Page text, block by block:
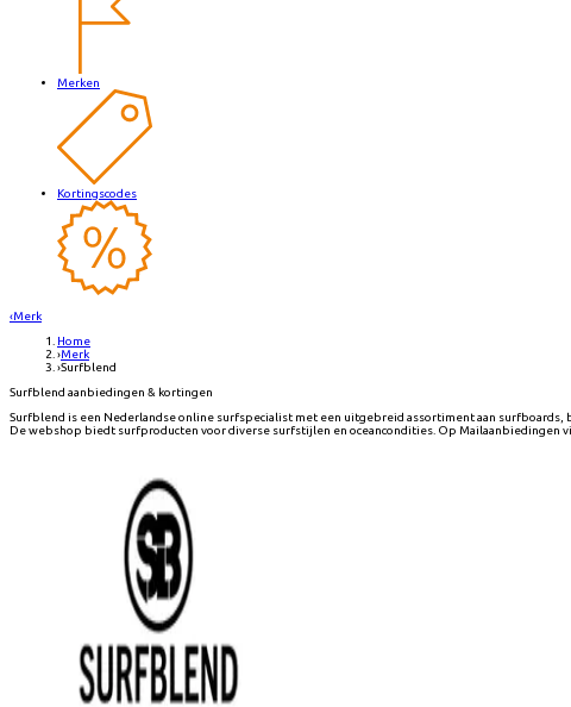
Merken
Kortingscodes
‹Merk
Home
›Merk
›Surfblend
Surfblend aanbiedingen & kortingen
Surfblend is een Nederlandse online surfspecialist met een uitgebreid assortiment aan
De webshop biedt surfproducten voor diverse surfstijlen en oceancondities. Op Mailaanbiedingen